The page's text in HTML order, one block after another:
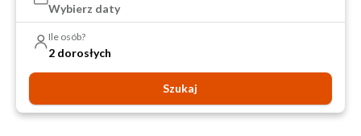
Wybierz daty
Ile osób?
2 dorosłych
Szukaj